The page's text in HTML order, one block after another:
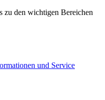
zu den wichtigen Bereichen
und Service